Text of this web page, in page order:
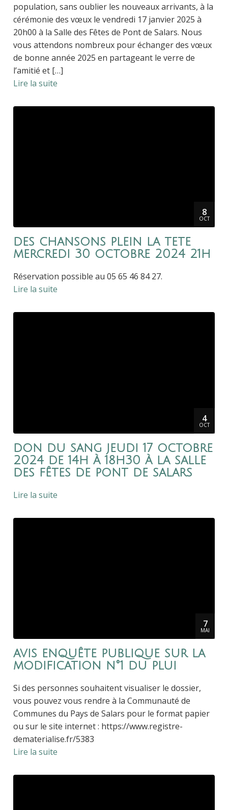
population, sans oublier les nouveaux arrivants, à la
cérémonie des vœux le vendredi 17 janvier 2025 à
20h00 à la Salle des Fêtes de Pont de Salars. Nous
vous attendons nombreux pour échanger des vœux
de bonne année 2025 en partageant le verre de
l’amitié et […]
Lire la suite
8
OCT
des chansons plein la tete
mercredi 30 octobre 2024 21h
Réservation possible au 05 65 46 84 27.
Lire la suite
4
OCT
don du sang jeudi 17 octobre
2024 de 14h à 18h30 à la salle
des fêtes de pont de salars
Lire la suite
7
MAI
avis enquête publique sur la
modification n°1 du plui
Si des personnes souhaitent visualiser le dossier,
vous pouvez vous rendre à la Communauté de
Communes du Pays de Salars pour le format papier
ou sur le site internet : https://www.registre-
dematerialise.fr/5383
Lire la suite